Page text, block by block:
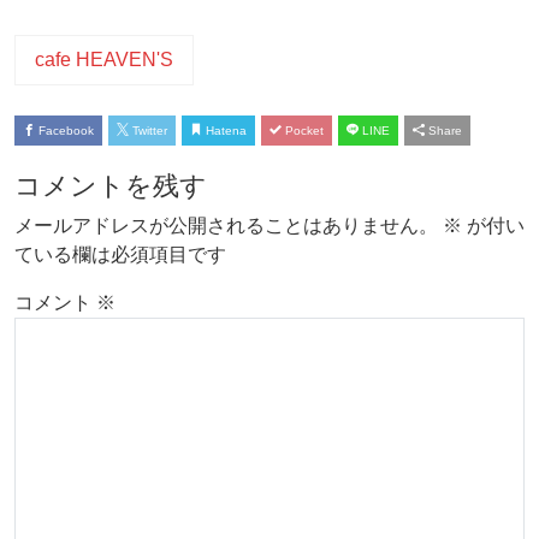
cafe HEAVEN'S
Facebook Twitter Hatena Pocket LINE Share
コメントを残す
メールアドレスが公開されることはありません。 ※ が付い
ている欄は必須項目です
コメント ※